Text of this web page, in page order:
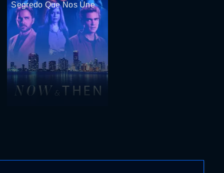
Segredo Que Nos Une